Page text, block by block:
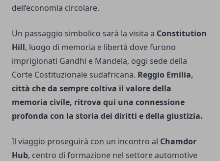
dell’economia circolare.
Un passaggio simbolico sarà la visita a Constitution
Hill, luogo di memoria e libertà dove furono
imprigionati Gandhi e Mandela, oggi sede della
Corte Costituzionale sudafricana. Reggio Emilia,
città che da sempre coltiva il valore della
memoria civile, ritrova qui una connessione
profonda con la storia dei diritti e della giustizia.
Il viaggio proseguirà con un incontro al Chamdor
Hub, centro di formazione nel settore automotive